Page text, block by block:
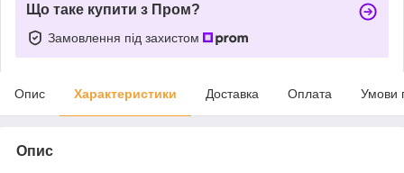
Що таке купити з Пром?
Замовлення під захистом
Опис Характеристики Доставка Оплата Умови
Опис